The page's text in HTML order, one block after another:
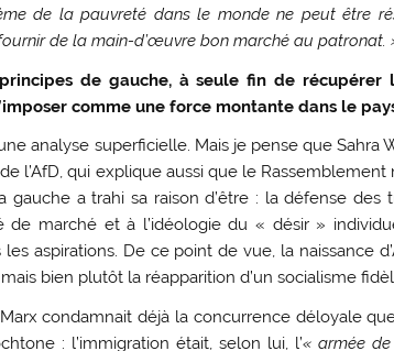
de la pauvreté dans le monde ne peut être
de la main-d’œuvre bon marché au patronat.
de gauche, à seule fin de récupérer
comme une force montante dans le
analyse superficielle. Mais je pense que Sahra
l’AfD, qui explique aussi que le
gauche a trahi sa raison d’être : la défense
de marché et à l’idéologie du « désir »
aspirations. De ce point de vue, la naissance
bien plutôt la réapparition d’un socialisme
condamnait déjà la concurrence déloyale
: l’immigration était, selon lui, l’« armée